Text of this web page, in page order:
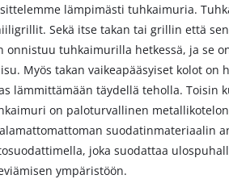
lämpimästi tuhkaimuria.
Sekä itse takan tai grillin että
onnistuu tuhkaimurilla hetkessä, ja se
Myös takan vaikeapääsyiset kolot
lämmittämään täydellä teholla. Toisin
on paloturvallinen
suodatinmateriaalin
joka suodattaa
ympäristöön.